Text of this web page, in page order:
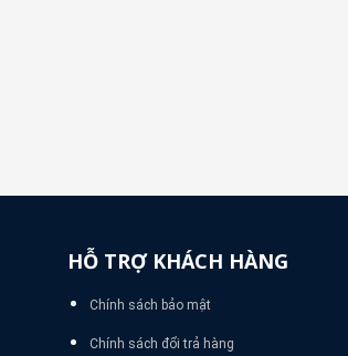
HỖ TRỢ KHÁCH HÀNG
Chính sách bảo mật
Chính sách đổi trả hàng